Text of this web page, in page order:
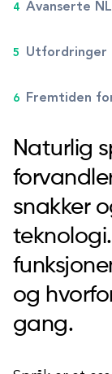
Avanserte
Utfordringer
Fremtiden
Naturlig
snakker
og
gang.